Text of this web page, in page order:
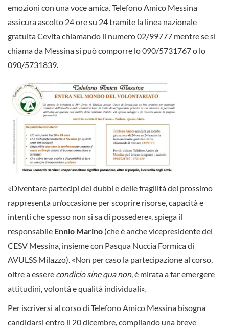
emozioni con una voce amica. Telefono Amico Messina
assicura ascolto 24 ore su 24 tramite la linea nazionale
gratuita Cevita chiamando il numero 02/99777 mentre se si
chiama da Messina si può comporre lo 090/5731767 o lo
090/5731839.
«Diventare partecipi dei dubbi e delle fragilità del prossimo
rappresenta un’occasione per scoprire risorse, capacità e
intenti che spesso non si sa di possedere», spiega il
responsabile Ennio Marino (che è anche vicepresidente del
CESV Messina, insieme con Pasqua Nuccia Formica di
AVULSS Milazzo). «Non per caso la partecipazione al corso,
oltre a essere condicio sine qua non, è mirata a far emergere
attitudini, volontà e qualità individuali».
Per iscriversi al corso di Telefono Amico Messina bisogna
candidarsi entro il 20 dicembre, compilando una breve